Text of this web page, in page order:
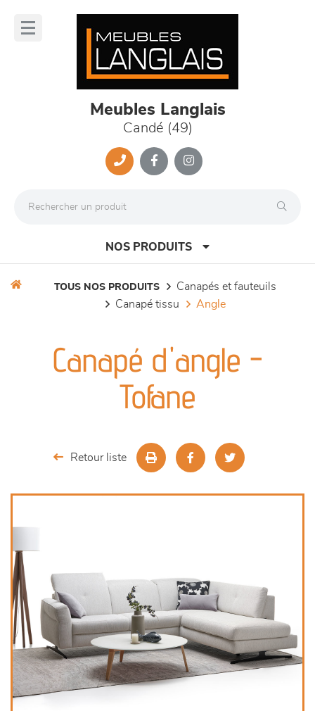
Meubles Langlais
Candé (49)
NOS PRODUITS
séjours
meubles de complément
TOUS NOS PRODUITS
canapés et fauteuils
canapé tissu
angle
Canapé d'angle -
Tofane
Retour liste